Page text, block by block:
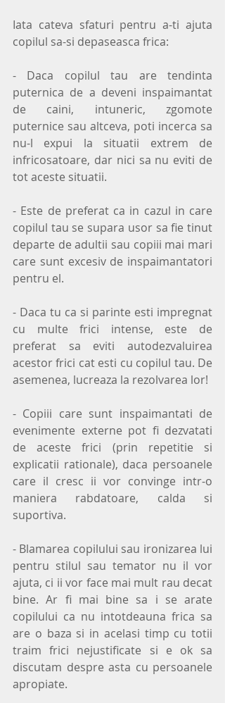
Iata cateva sfaturi pentru a-ti ajuta
copilul sa-si depaseasca frica:
- Daca copilul tau are tendinta
puternica de a deveni inspaimantat
de caini, intuneric, zgomote
puternice sau altceva, poti incerca sa
nu-l expui la situatii extrem de
infricosatoare, dar nici sa nu eviti de
tot aceste situatii.
- Este de preferat ca in cazul in care
copilul tau se supara usor sa fie tinut
departe de adultii sau copiii mai mari
care sunt excesiv de inspaimantatori
pentru el.
- Daca tu ca si parinte esti impregnat
cu multe frici intense, este de
preferat sa eviti autodezvaluirea
acestor frici cat esti cu copilul tau. De
asemenea, lucreaza la rezolvarea lor!
- Copiii care sunt inspaimantati de
evenimente externe pot fi dezvatati
de aceste frici (prin repetitie si
explicatii rationale), daca persoanele
care il cresc ii vor convinge intr-o
maniera rabdatoare, calda si
suportiva.
- Blamarea copilului sau ironizarea lui
pentru stilul sau temator nu il vor
ajuta, ci ii vor face mai mult rau decat
bine. Ar fi mai bine sa i se arate
copilului ca nu intotdeauna frica sa
are o baza si in acelasi timp cu totii
traim frici nejustificate si e ok sa
discutam despre asta cu persoanele
apropiate.